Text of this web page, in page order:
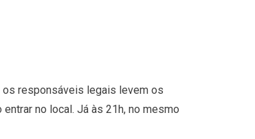
os responsáveis legais levem os
no local. Já às 21h, no mesmo